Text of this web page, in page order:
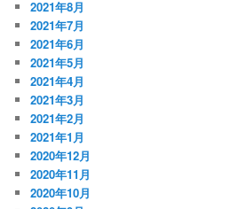
2021年8月
2021年7月
2021年6月
2021年5月
2021年4月
2021年3月
2021年2月
2021年1月
2020年12月
2020年11月
2020年10月